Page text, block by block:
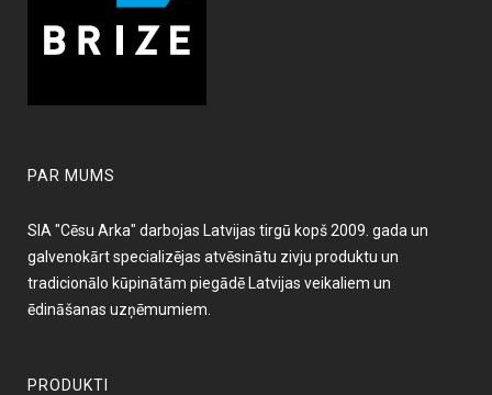
PAR MUMS
SIA "Cēsu Arka" darbojas Latvijas tirgū kopš 2009. gada un
galvenokārt specializējas atvēsinātu zivju produktu un
tradicionālo kūpinātām piegādē Latvijas veikaliem un
ēdināšanas uzņēmumiem.
PRODUKTI